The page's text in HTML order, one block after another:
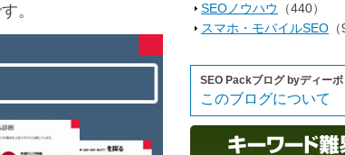
。
SEOノウハウ
（440）
スマホ・モバイルSEO
SEO Packブログ byディーボ
このブログについて